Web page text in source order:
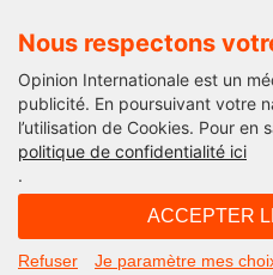
Nous respectons
Opinion Internationale est un
publicité. En poursuivant votre
l’utilisation de Cookies. Pour en
politique de confidentialité ici
.
ACCEPTER
Refuser Je paramètre mes
International
Elections